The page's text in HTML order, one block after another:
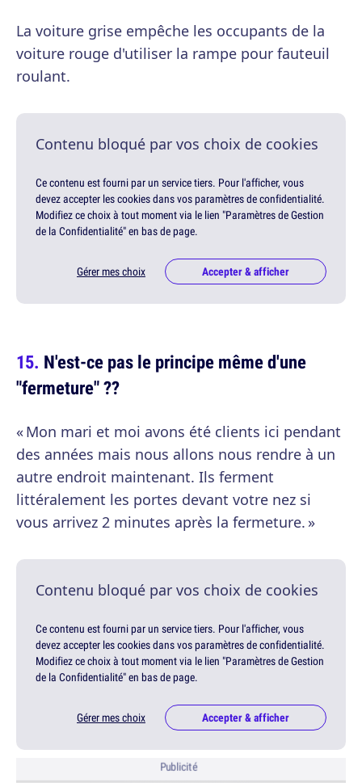
La voiture grise empêche les occupants de la
voiture rouge d'utiliser la rampe pour fauteuil
roulant.
Contenu bloqué par vos choix de cookies
Ce contenu est fourni par un service tiers. Pour l'afficher, vous
devez accepter les cookies dans vos paramètres de confidentialité.
Modifiez ce choix à tout moment via le lien "Paramètres de Gestion
de la Confidentialité" en bas de page.
Gérer mes choix Accepter & afficher
N'est-ce pas le principe même d'une
"fermeture" ??
« Mon mari et moi avons été clients ici pendant
des années mais nous allons nous rendre à un
autre endroit maintenant. Ils ferment
littéralement les portes devant votre nez si
vous arrivez 2 minutes après la fermeture. »
Contenu bloqué par vos choix de cookies
Ce contenu est fourni par un service tiers. Pour l'afficher, vous
devez accepter les cookies dans vos paramètres de confidentialité.
Modifiez ce choix à tout moment via le lien "Paramètres de Gestion
de la Confidentialité" en bas de page.
Gérer mes choix Accepter & afficher
Publicité